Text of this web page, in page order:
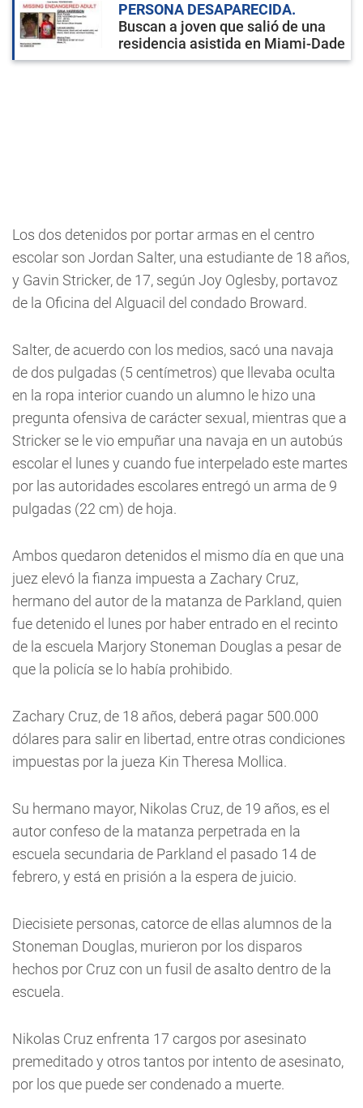
PERSONA DESAPARECIDA
Buscan a joven que salió de una
residencia asistida en Miami-Dade
Los dos detenidos por portar armas en el centro
escolar son Jordan Salter, una estudiante de 18 años,
y Gavin Stricker, de 17, según Joy Oglesby, portavoz
de la Oficina del Alguacil del condado Broward.
Salter, de acuerdo con los medios, sacó una navaja
de dos pulgadas (5 centímetros) que llevaba oculta
en la ropa interior cuando un alumno le hizo una
pregunta ofensiva de carácter sexual, mientras que a
Stricker se le vio empuñar una navaja en un autobús
escolar el lunes y cuando fue interpelado este martes
por las autoridades escolares entregó un arma de 9
pulgadas (22 cm) de hoja.
Ambos quedaron detenidos el mismo día en que una
juez elevó la fianza impuesta a Zachary Cruz,
hermano del autor de la matanza de Parkland, quien
fue detenido el lunes por haber entrado en el recinto
de la escuela Marjory Stoneman Douglas a pesar de
que la policía se lo había prohibido.
Zachary Cruz, de 18 años, deberá pagar 500.000
dólares para salir en libertad, entre otras condiciones
impuestas por la jueza Kin Theresa Mollica.
Su hermano mayor, Nikolas Cruz, de 19 años, es el
autor confeso de la matanza perpetrada en la
escuela secundaria de Parkland el pasado 14 de
febrero, y está en prisión a la espera de juicio.
Diecisiete personas, catorce de ellas alumnos de la
Stoneman Douglas, murieron por los disparos
hechos por Cruz con un fusil de asalto dentro de la
escuela.
Nikolas Cruz enfrenta 17 cargos por asesinato
premeditado y otros tantos por intento de asesinato,
por los que puede ser condenado a muerte.